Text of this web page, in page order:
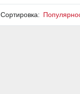
Сортировка: